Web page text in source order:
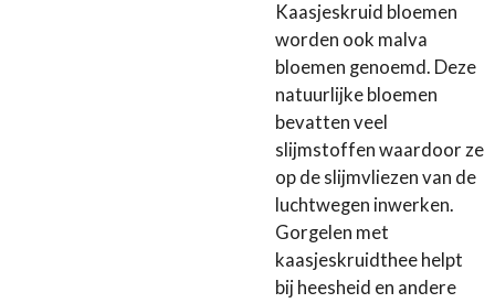
Kaasjeskruid bloemen
worden ook malva
bloemen genoemd. Deze
natuurlijke bloemen
bevatten veel
slijmstoffen waardoor ze
op de slijmvliezen van de
luchtwegen inwerken.
Gorgelen met
kaasjeskruidthee helpt
bij heesheid en andere